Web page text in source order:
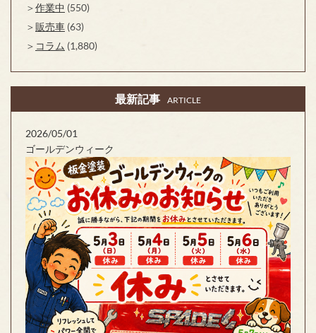
作業中 (550)
販売車 (63)
コラム (1,880)
最新記事 ARTICLE
2026/05/01
ゴールデンウィーク